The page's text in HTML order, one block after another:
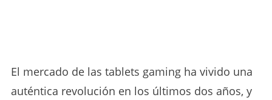
El mercado de las tablets gaming ha vivido una
auténtica revolución en los últimos dos años, y